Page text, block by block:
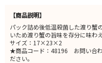
【商品説明】
パック詰め後低温殺菌した渡り蟹
いため渡り蟹の旨味を存分に味わ
サイズ：17×23×2
★商品コード：48196 お問い合わ
ださい。